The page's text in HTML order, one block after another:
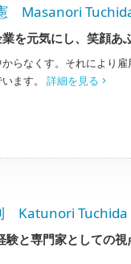
Masanori
を元気にし、笑顔あ
らなくす。それにより
ます。 詳細を見る
Katunori Tuchida
験と専門家としての